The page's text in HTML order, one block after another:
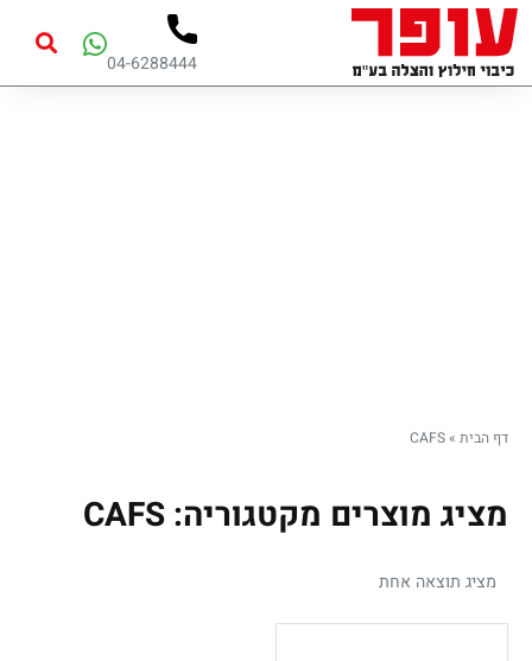
04-6288444
דף הבית »
CAFS
מציג מוצרים מקטגוריה: CAFS
מציג תוצאה אחת